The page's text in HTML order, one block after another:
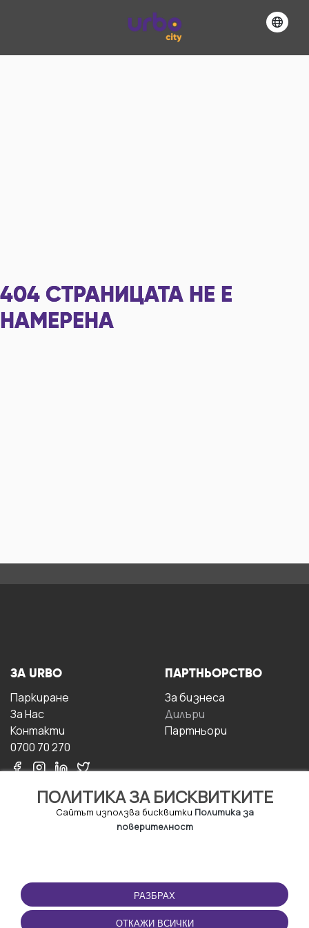
404 СТРАНИЦАТА НЕ Е
НАМЕРЕНА
ПОЛИТИКА ЗА БИСКВИТКИТЕ
Сайтът използва бисквитки Политика за
поверителност
РАЗБРАХ
ОТКАЖИ ВСИЧКИ
ЗА URBO
Паркиране
За Hас
Контакти
0700 70 270
ПАРТНЬОРСТВО
За бизнесa
Дилъри
Партньори
ПОЛЗВАНЕ
Правила и условия за
ползване
ПРИЛОЖЕНИЕТО